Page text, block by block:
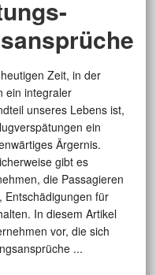
Zeit, in der
ein integraler
unseres Lebens ist,
ein
Ärgernis.
gibt es
die Passagieren
Entschädigungen für
In diesem Artikel
vor, die sich
...